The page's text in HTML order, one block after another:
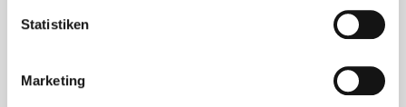
Statistiken
Marketing
Fax: +49 (0) 521 / 911 730 31
hallo@deutscherhausarztservice.de